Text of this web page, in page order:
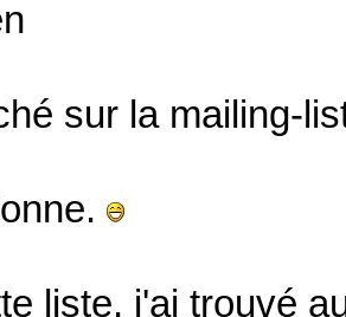
sur la mailing-
liste, j'ai trouvé